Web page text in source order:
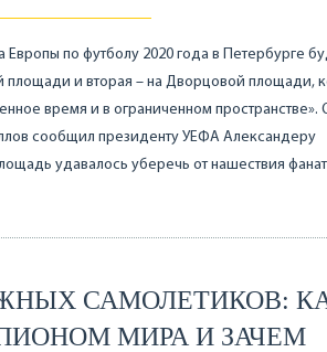
по футболу 2020 года в Петербурге
площади и вторая – на Дворцовой площади,
время и в ограниченном пространстве».
сообщил президенту УЕФА Александеру
удавалось уберечь от нашествия
САМОЛЕТИКОВ:
МИРА И ЗАЧЕМ